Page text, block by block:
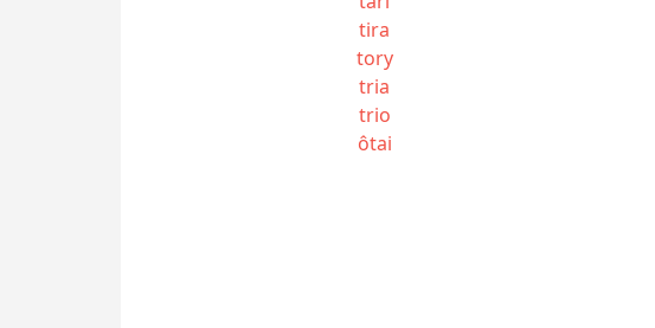
tira
tory
tria
trio
ôtai